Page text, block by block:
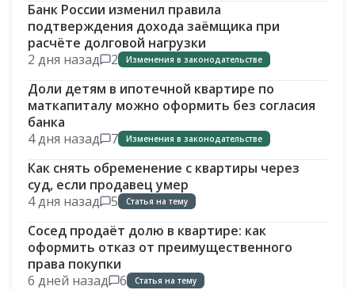
Банк России изменил правила
подтверждения дохода заёмщика при
расчёте долговой нагрузки
2 дня назад
2 Изменения в законодательстве
Доли детям в ипотечной квартире по
маткапиталу можно оформить без согласия
банка
4 дня назад
7 Изменения в законодательстве
Как снять обременение с квартиры через
суд, если продавец умер
4 дня назад
5 Статья на тему
Сосед продаёт долю в квартире: как
оформить отказ от преимущественного
права покупки
6 дней назад
6 Статья на тему